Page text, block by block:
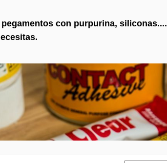
con purpurina, siliconas....